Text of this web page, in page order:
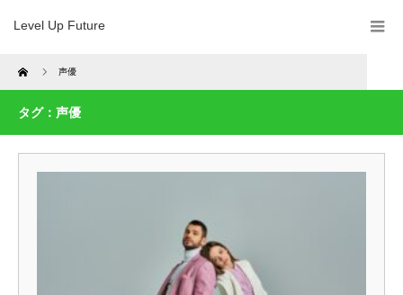
Level Up Future
Home 声優
タグ：声優